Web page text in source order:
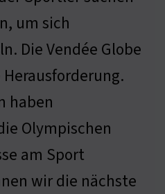
um sich
Die Vendée Globe
haben
Olympischen
am Sport
wir die nächste